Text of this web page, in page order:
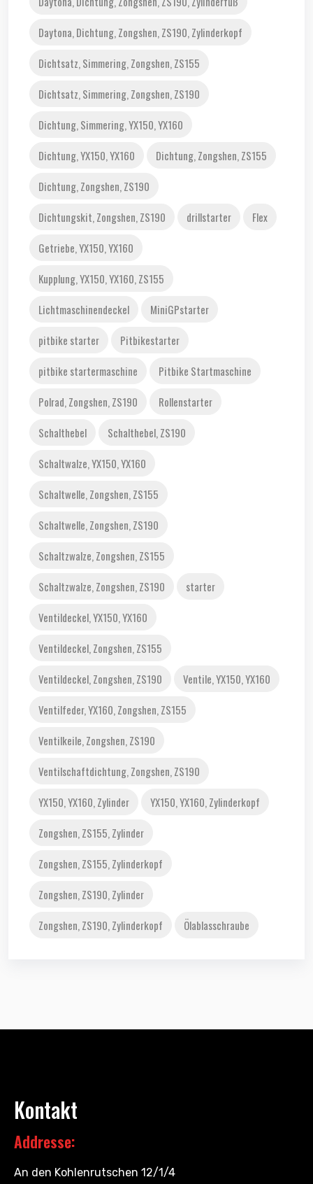
Daytona, Dichtung, Zongshen, ZS190, Zylinderkopf
Dichtsatz, Simmering, Zongshen, ZS155
Dichtsatz, Simmering, Zongshen, ZS190
Dichtung, Simmering, YX150, YX160
Dichtung, YX150, YX160
Dichtung, Zongshen, ZS155
Dichtung, Zongshen, ZS190
Dichtungskit, Zongshen, ZS190
drillstarter
Flex
Getriebe, YX150, YX160
Kupplung, YX150, YX160, ZS155
Lichtmaschinendeckel
MiniGPstarter
pitbike starter
Pitbikestarter
pitbike startermaschine
Pitbike Startmaschine
Polrad, Zongshen, ZS190
Rollenstarter
Schalthebel
Schalthebel, ZS190
Schaltwalze, YX150, YX160
Schaltwelle, Zongshen, ZS155
Schaltwelle, Zongshen, ZS190
Schaltzwalze, Zongshen, ZS155
Schaltzwalze, Zongshen, ZS190
starter
Ventildeckel, YX150, YX160
Ventildeckel, Zongshen, ZS155
Ventildeckel, Zongshen, ZS190
Ventile, YX150, YX160
Ventilfeder, YX160, Zongshen, ZS155
Ventilkeile, Zongshen, ZS190
Ventilschaftdichtung, Zongshen, ZS190
YX150, YX160, Zylinder
YX150, YX160, Zylinderkopf
Zongshen, ZS155, Zylinder
Zongshen, ZS155, Zylinderkopf
Zongshen, ZS190, Zylinder
Zongshen, ZS190, Zylinderkopf
Ölablasschraube
Kontakt
Addresse:
An den Kohlenrutschen 12/1/4